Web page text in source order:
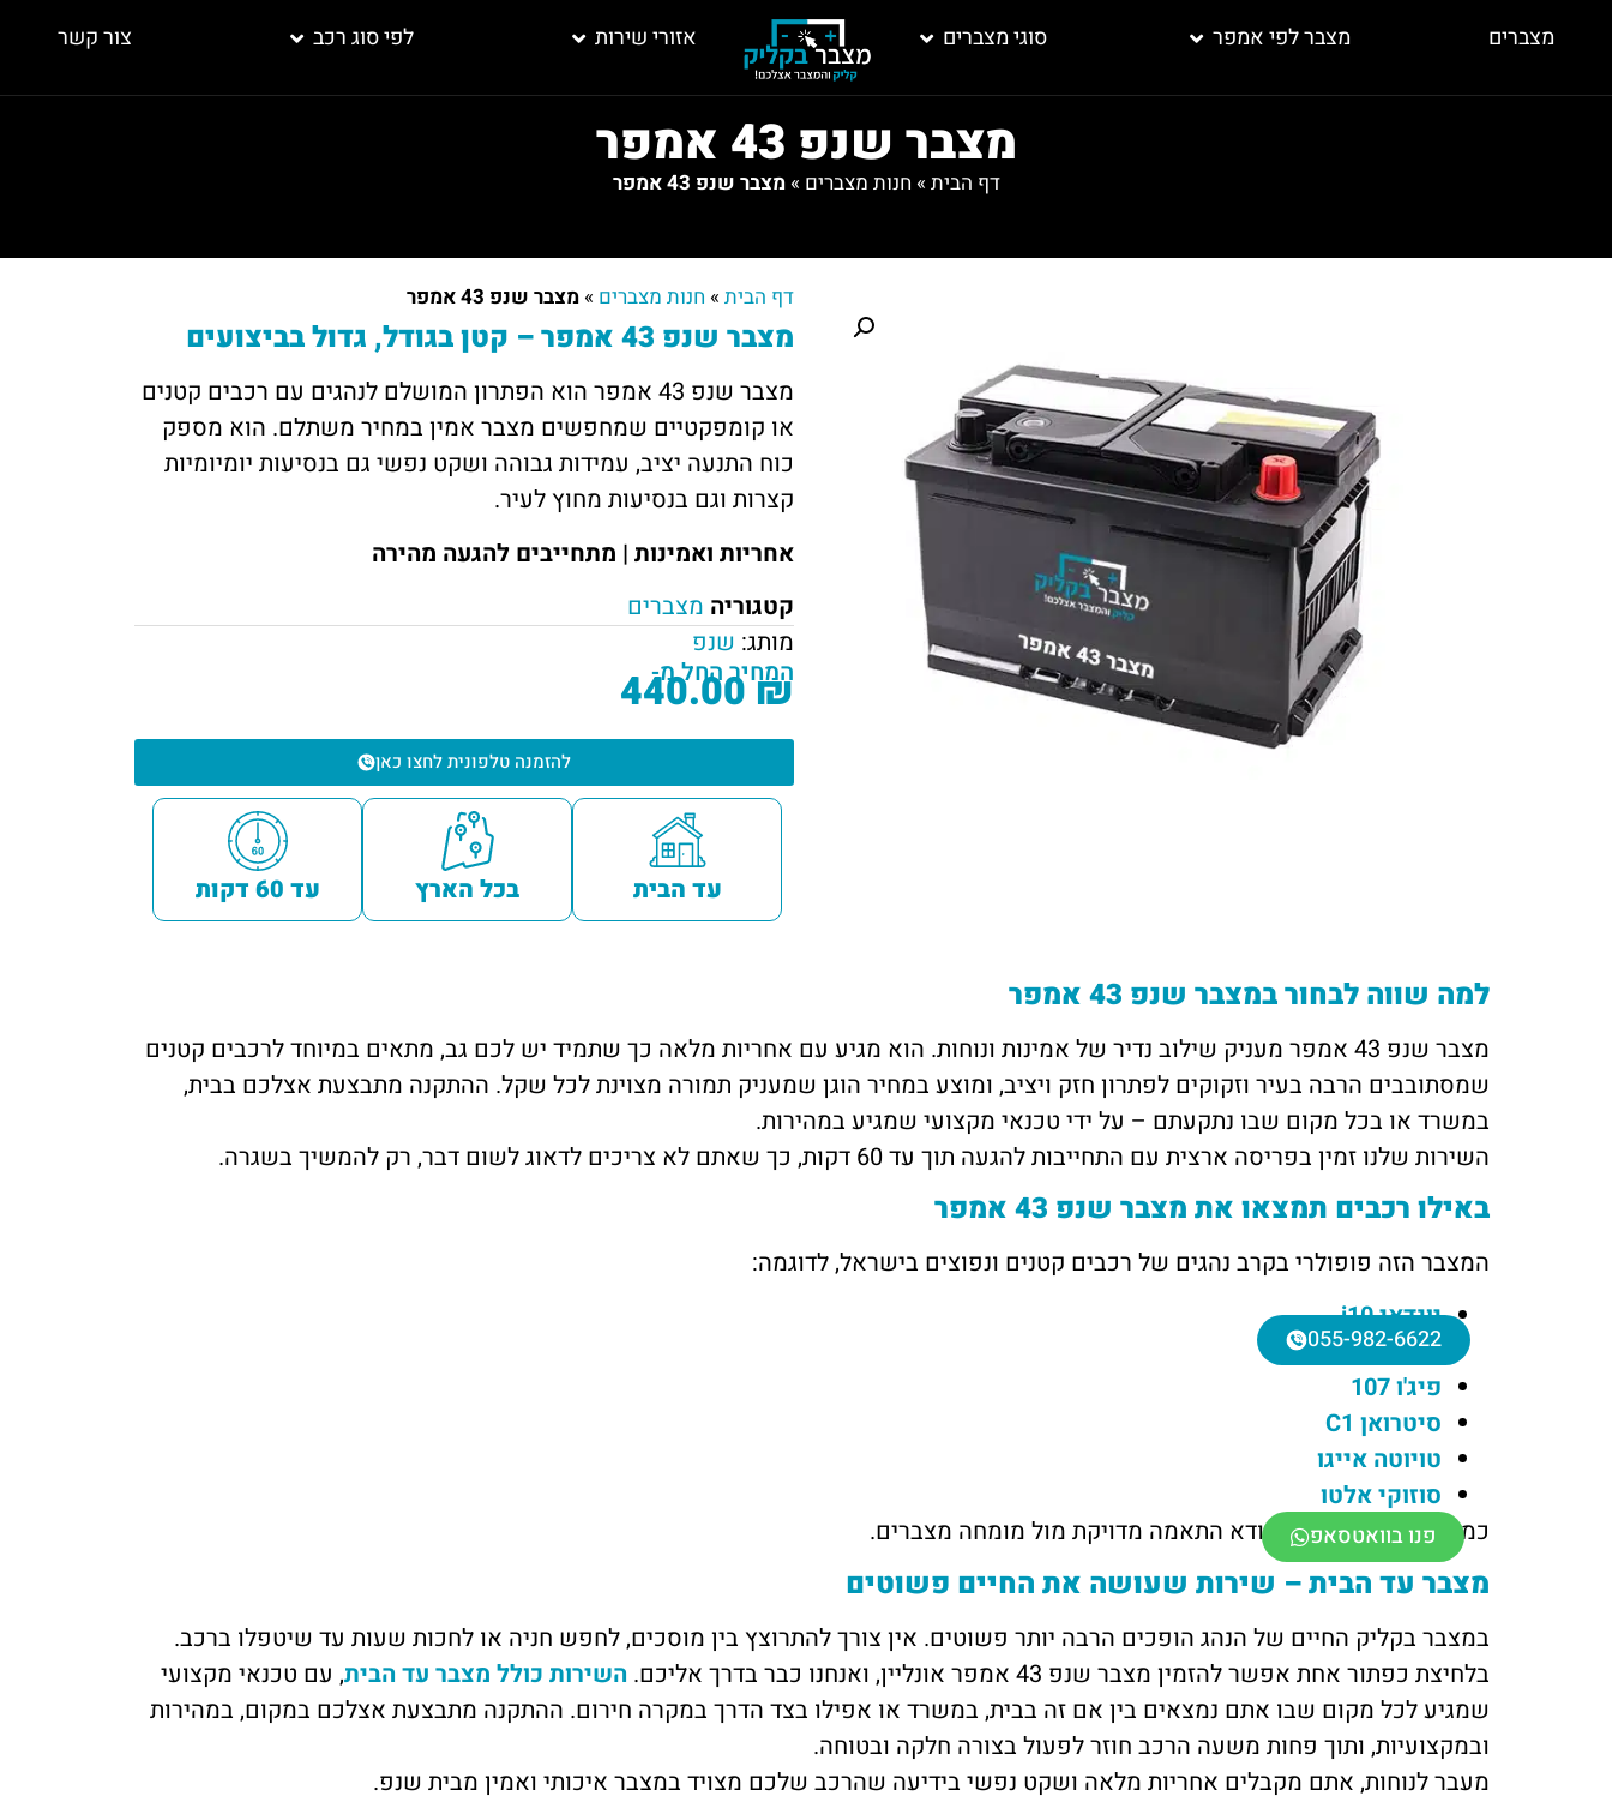
מצברים מצבר לפי אמפר סוגי מצברים אזורי שירות לפי סוג רכב צור קשר
מצבר שנפ 43 אמפר
דף הבית » חנות מצברים »מצבר שנפ 43 אמפר
דף הבית » חנות מצברים » מצבר שנפ 43 אמפר
מצבר שנפ 43 אמפר – קטן בגודל, גדול בביצועים
מצבר שנפ 43 אמפר הוא הפתרון המושלם לנהגים עם רכבים קטנים
או קומפקטיים שמחפשים מצבר אמין במחיר משתלם. הוא מספק
כוח התנעה יציב, עמידות גבוהה ושקט נפשי גם בנסיעות יומיומיות
קצרות וגם בנסיעות מחוץ לעיר.
אחריות ואמינות | מתחייבים להגעה מהירה
קטגוריה מצברים
מותג: שנפ
המחיר החל מ-
440.00₪
להזמנה טלפונית לחצו כאן
עד הבית בכל הארץ עד 60 דקות
למה שווה לבחור במצבר שנפ 43 אמפר
מצבר שנפ 43 אמפר מעניק שילוב נדיר של אמינות ונוחות. הוא מגיע עם אחריות מלאה כך שתמיד יש לכם גב, מתאים במיוחד לרכבים קטנים
שמסתובבים הרבה בעיר וזקוקים לפתרון חזק ויציב, ומוצע במחיר הוגן שמעניק תמורה מצוינת לכל שקל. ההתקנה מתבצעת אצלכם בבית,
במשרד או בכל מקום שבו נתקעתם – על ידי טכנאי מקצועי שמגיע במהירות.
השירות שלנו זמין בפריסה ארצית עם התחייבות להגעה תוך עד 60 דקות, כך שאתם לא צריכים לדאוג לשום דבר, רק להמשיך בשגרה.
באילו רכבים תמצאו את מצבר שנפ 43 אמפר
המצבר הזה פופולרי בקרב נהגים של רכבים קטנים ונפוצים בישראל, לדוגמה:
יונדאי i10
קיה פיקנטו
פיג'ו 107
סיטרואן C1
טויוטה אייגו
סוזוקי אלטו
כמובן שמומלץ תמיד לוודא התאמה מדויקת מול מומחה מצברים.
מצבר עד הבית – שירות שעושה את החיים פשוטים
במצבר בקליק החיים של הנהג הופכים הרבה יותר פשוטים. אין צורך להתרוצץ בין מוסכים, לחפש חניה או לחכות שעות עד שיטפלו ברכב.
בלחיצת כפתור אחת אפשר להזמין מצבר שנפ 43 אמפר אונליין, ואנחנו כבר בדרך אליכם.
השירות כולל מצבר עד הבית, עם טכנאי מקצועי
שמגיע לכל מקום שבו אתם נמצאים בין אם זה בבית, במשרד או אפילו בצד הדרך במקרה חירום. ההתקנה מתבצעת אצלכם במקום, במהירות
ובמקצועיות, ותוך פחות משעה הרכב חוזר לפעול בצורה חלקה ובטוחה.
מעבר לנוחות, אתם מקבלים אחריות מלאה ושקט נפשי בידיעה שהרכב שלכם מצויד במצבר איכותי ואמין מבית שנפ.
055-982-6622
פנו בוואטסאפ